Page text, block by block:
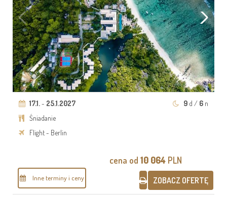
17.1.- 25.1.2027 9 d / 6 n
Śniadanie
Flight - Berlin
Inne terminy i ceny
cena od 10 064 PLN
ZOBACZ OFERTĘ